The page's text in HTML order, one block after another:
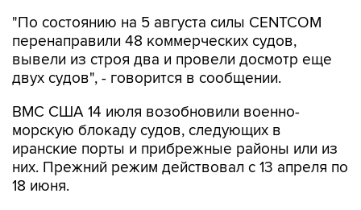
"По состоянию на 5 августа силы CENTCOM
перенаправили 48 коммерческих судов,
вывели из строя два и провели досмотр еще
двух судов", - говорится в сообщении.
ВМС США 14 июля возобновили военно-
морскую блокаду судов, следующих в
иранские порты и прибрежные районы или из
них. Прежний режим действовал с 13 апреля по
18 июня.